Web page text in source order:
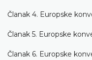
Članak 4. Europske
Članak 5. Europske
Članak 6. Europske